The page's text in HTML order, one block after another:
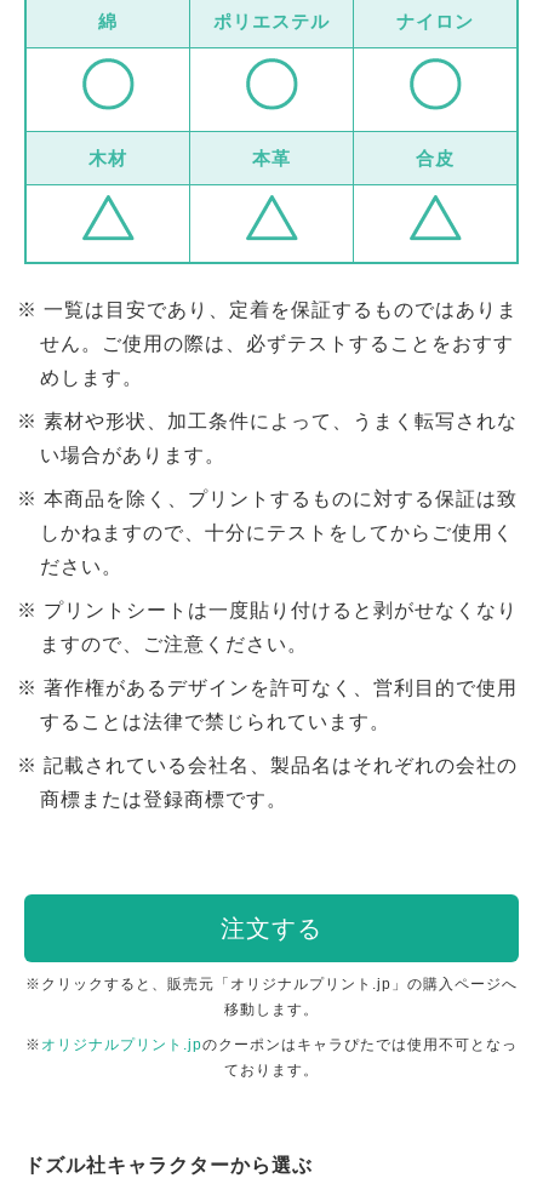
綿 ポリエステル ナイロン
木材 本革 合皮
一覧は目安であり、定着を保証するものではありま
せん。ご使用の際は、必ずテストすることをおすす
めします。
素材や形状、加工条件によって、うまく転写されな
い場合があります。
本商品を除く、プリントするものに対する保証は致
しかねますので、十分にテストをしてからご使用く
ださい。
プリントシートは一度貼り付けると剥がせなくなり
ますので、ご注意ください。
著作権があるデザインを許可なく、営利目的で使用
することは法律で禁じられています。
記載されている会社名、製品名はそれぞれの会社の
商標または登録商標です。
注文する
※クリックすると、販売元「オリジナルプリント.jp」の購入ページへ
移動します。
※ オリジナルプリント.jpのクーポンはキャラぴたでは使用不可となっ
ております。
ドズル社キャラクターから選ぶ